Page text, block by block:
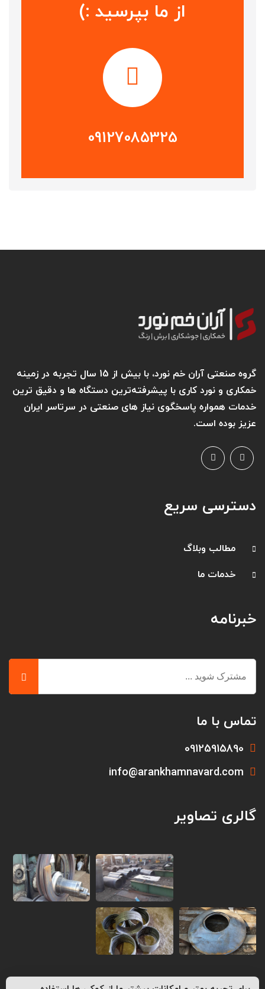
از ما بپرسید :)
09127085325
گروه صنعتی آران خم نورد، با بیش از 15 سال تجربه در زمینه
خمکاری و نورد کاری با پیشرفته‌ترین دستگاه ها و دقیق ترین
خدمات همواره پاسخگوی نیاز های صنعتی در سرتاسر ایران
عزیز بوده است.
دسترسی سریع
مطالب وبلاگ
خدمات ما
خبرنامه
تماس با ما
09125915890
info@arankhamnavard.com
گالری تصاویر